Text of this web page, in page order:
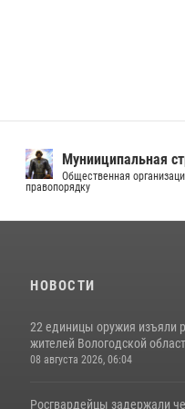
Мунииципальная
Общественная
правопорядку
НОВОСТИ
22 единицы оружия изъяли
жителей Вологодской
08 августа 2026, 06:04
Росгвардейцы задержали